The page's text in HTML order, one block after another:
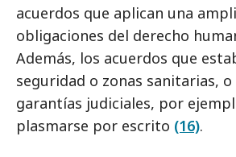
acuerdos que aplican una
obligaciones del derecho
Además, los acuerdos que
seguridad o zonas sanitarias,
garantías judiciales, por
plasmarse por escrito (16).